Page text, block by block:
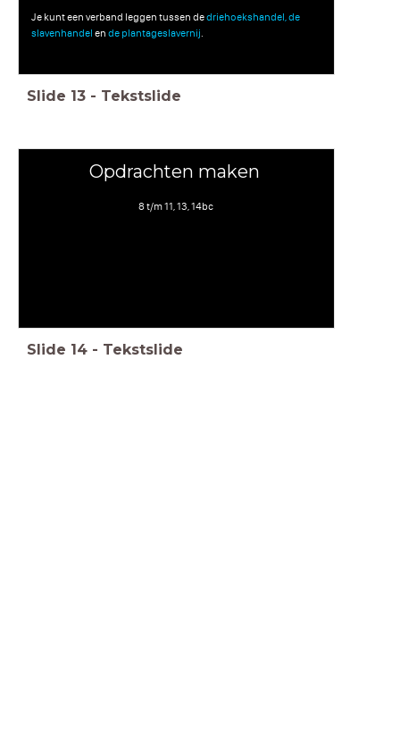
Je kunt een verband leggen tussen dedriehoekshandel, de
slavenhandel en de plantageslavernij.
Slide 13 - Tekstslide
Opdrachten maken
8 t/m 11, 13, 14bc
Slide 14 - Tekstslide